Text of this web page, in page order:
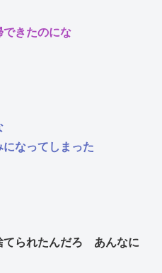
きたのにな
なってしまった
てられたんだろ あんなに